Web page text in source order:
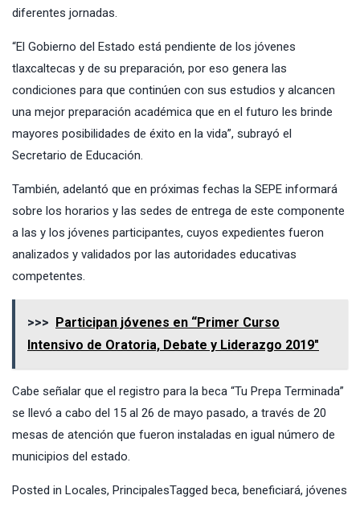
diferentes jornadas.
“El Gobierno del Estado está pendiente de los jóvenes
tlaxcaltecas y de su preparación, por eso genera las
condiciones para que continúen con sus estudios y alcancen
una mejor preparación académica que en el futuro les brinde
mayores posibilidades de éxito en la vida”, subrayó el
Secretario de Educación.
También, adelantó que en próximas fechas la SEPE informará
sobre los horarios y las sedes de entrega de este componente
a las y los jóvenes participantes, cuyos expedientes fueron
analizados y validados por las autoridades educativas
competentes.
>>>
Participan jóvenes en “Primer Curso
Intensivo de Oratoria, Debate y Liderazgo 2019"
Cabe señalar que el registro para la beca “Tu Prepa Terminada”
se llevó a cabo del 15 al 26 de mayo pasado, a través de 20
mesas de atención que fueron instaladas en igual número de
municipios del estado.
Posted in Locales, PrincipalesTagged beca, beneficiará, jóvenes